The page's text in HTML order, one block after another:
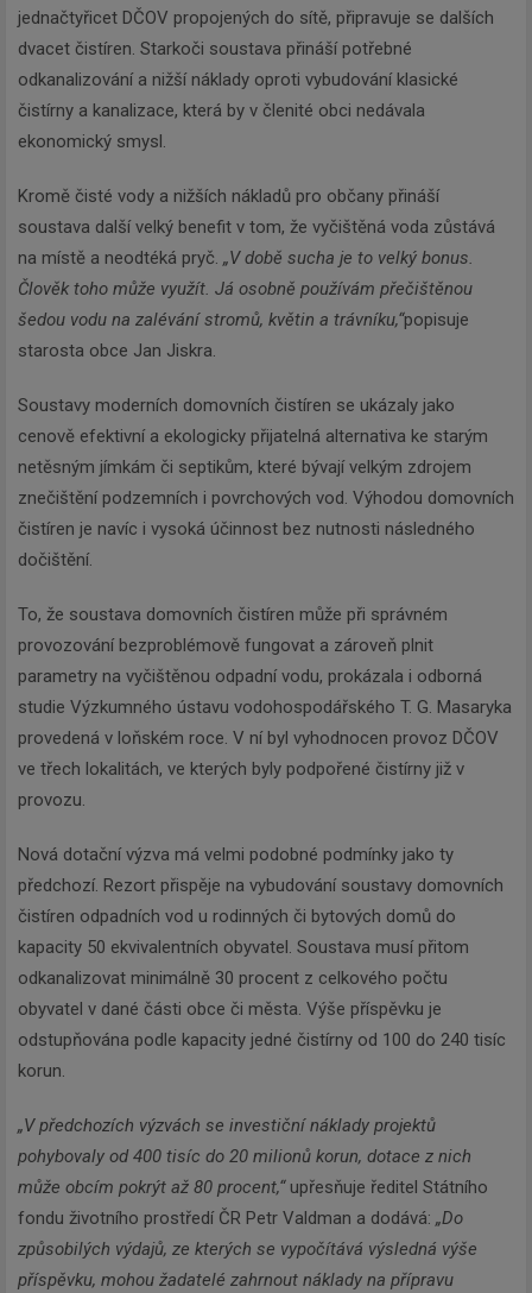
jednačtyřicet DČOV propojených do sítě, připravuje se dalších
dvacet čistíren. Starkoči soustava přináší potřebné
odkanalizování a nižší náklady oproti vybudování klasické
čistírny a kanalizace, která by v členité obci nedávala
ekonomický smysl.
Kromě čisté vody a nižších nákladů pro občany přináší
soustava další velký benefit v tom, že vyčištěná voda zůstává
na místě a neodtéká pryč. „V době sucha je to velký bonus.
Člověk toho může využít. Já osobně používám přečištěnou
šedou vodu na zalévání stromů, květin a trávníku,“popisuje
starosta obce Jan Jiskra.
Soustavy moderních domovních čistíren se ukázaly jako
cenově efektivní a ekologicky přijatelná alternativa ke starým
netěsným jímkám či septikům, které bývají velkým zdrojem
znečištění podzemních i povrchových vod. Výhodou domovních
čistíren je navíc i vysoká účinnost bez nutnosti následného
dočištění.
To, že soustava domovních čistíren může při správném
provozování bezproblémově fungovat a zároveň plnit
parametry na vyčištěnou odpadní vodu, prokázala i odborná
studie Výzkumného ústavu vodohospodářského T. G. Masaryka
provedená v loňském roce. V ní byl vyhodnocen provoz DČOV
ve třech lokalitách, ve kterých byly podpořené čistírny již v
provozu.
Nová dotační výzva má velmi podobné podmínky jako ty
předchozí. Rezort přispěje na vybudování soustavy domovních
čistíren odpadních vod u rodinných či bytových domů do
kapacity 50 ekvivalentních obyvatel. Soustava musí přitom
odkanalizovat minimálně 30 procent z celkového počtu
obyvatel v dané části obce či města. Výše příspěvku je
odstupňována podle kapacity jedné čistírny od 100 do 240 tisíc
korun.
„V předchozích výzvách se investiční náklady projektů
pohybovaly od 400 tisíc do 20 milionů korun, dotace z nich
může obcím pokrýt až 80 procent,“upřesňuje ředitel Státního
fondu životního prostředí ČR Petr Valdman a dodává: „Do
způsobilých výdajů, ze kterých se vypočítává výsledná výše
příspěvku, mohou žadatelé zahrnout náklady na přípravu